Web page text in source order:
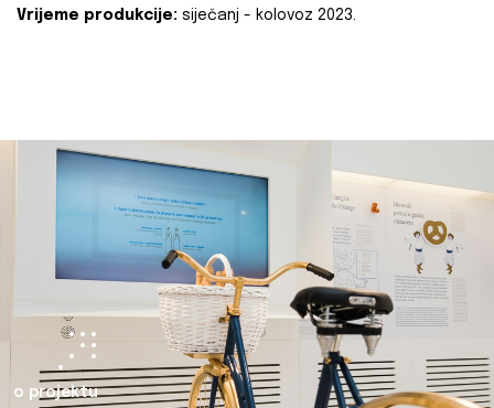
Vrijeme produkcije: siječanj - kolovoz 2023.
o projektu